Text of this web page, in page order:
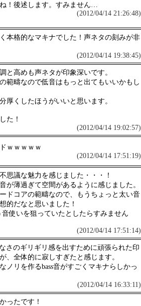
！後述します。すみません…
(2012/04/14 21:26:48)
本格的なマキナでした！声ネタの刻みが非
(2012/04/14 19:38:45)
と高めも声ネタが印象深いです。
範疇なので低音はもっと出てもいいかもし
厚くしたほうがいいと思います。
た！
(2012/04/14 19:02:57)
ｗｗｗｗｗ
(2012/04/14 17:51:19)
思議な魅力を感じました・・・！
が薄過ぎて空間があるように感じました。
ドコアの範疇なので、もうちょっと太い音
的だなと思いました！
使いを狙っていたとしたらすみません
(2012/04/14 17:51:14)
さのギリギリ感を出すために頑張られた印
、全体的に寂しすぎたと感じます。
ノリを作るbass音がすごくマキナらしかっ
(2012/04/14 16:33:11)
ったです！